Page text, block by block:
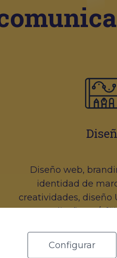
Configurar
Diseño web,
identidad de
creatividades, diseño
app, diseño on/
aplicada a